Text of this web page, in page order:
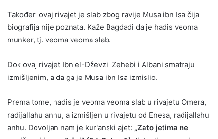
Također, ovaj rivajet je slab zbog ravije Musa ibn Isa čija
biografija nije poznata. Kaže Bagdadi da je hadis veoma
munker, tj. veoma veoma slab.
Dok ovaj rivajet Ibn el-Dževzi, Zehebi i Albani smatraju
izmišljenim, a da ga je Musa ibn Isa izmislio.
Prema tome, hadis je veoma veoma slab u rivajetu Omera,
radijallahu anhu, a izmišljen u rivajetu od Enesa, radijallahu
anhu. Dovoljan nam je kur'anski ajet: „Zato jetima ne